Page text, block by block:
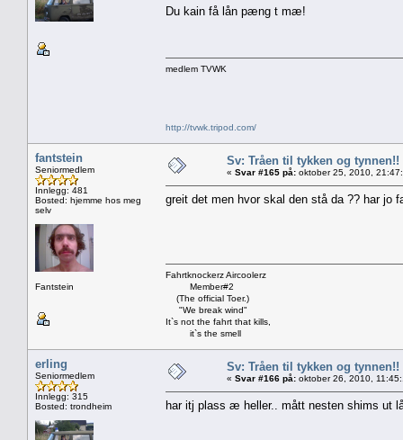
Du kain få lån pæng t mæ!
medlem TVWK
http://tvwk.tripod.com/
fantstein
Seniormedlem
Innlegg: 481
Bosted: hjemme hos meg
selv
Fantstein
Sv: Tråen til tykken og tynnen!!
« Svar #165 på: oktober 25, 2010,
greit det men hvor skal den stå da ?? har jo
Fahrtknockerz Aircoolerz
Member#2
(The official Toer.)
"We break wind"
It`s not the fahrt that kills,
it`s the smell
erling
Seniormedlem
Innlegg: 315
Bosted: trondheim
Sv: Tråen til tykken og tynnen!!
« Svar #166 på: oktober 26, 2010,
har itj plass æ heller.. mått nesten shims ut